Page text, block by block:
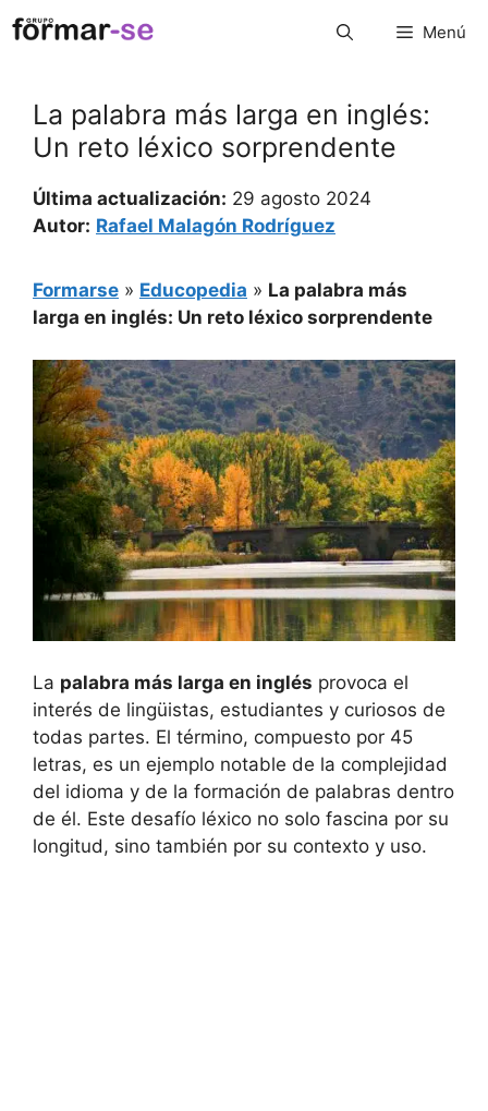
Saltar
al
Menú
La palabra más larga en inglés:
Un reto léxico sorprendente
Última actualización: 29 agosto 2024
Autor: Rafael Malagón Rodríguez
Formarse » Educopedia » La palabra más
larga en inglés: Un reto léxico sorprendente
La palabra más larga en inglés provoca el
interés de lingüistas, estudiantes y curiosos de
todas partes. El término, compuesto por 45
letras, es un ejemplo notable de la complejidad
del idioma y de la formación de palabras dentro
de él. Este desafío léxico no solo fascina por su
longitud, sino también por su contexto y uso.